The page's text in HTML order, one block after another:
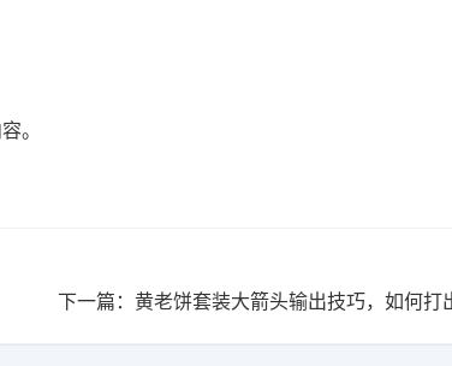
。
下一篇：黄老饼套装大箭头输出技巧，如何打